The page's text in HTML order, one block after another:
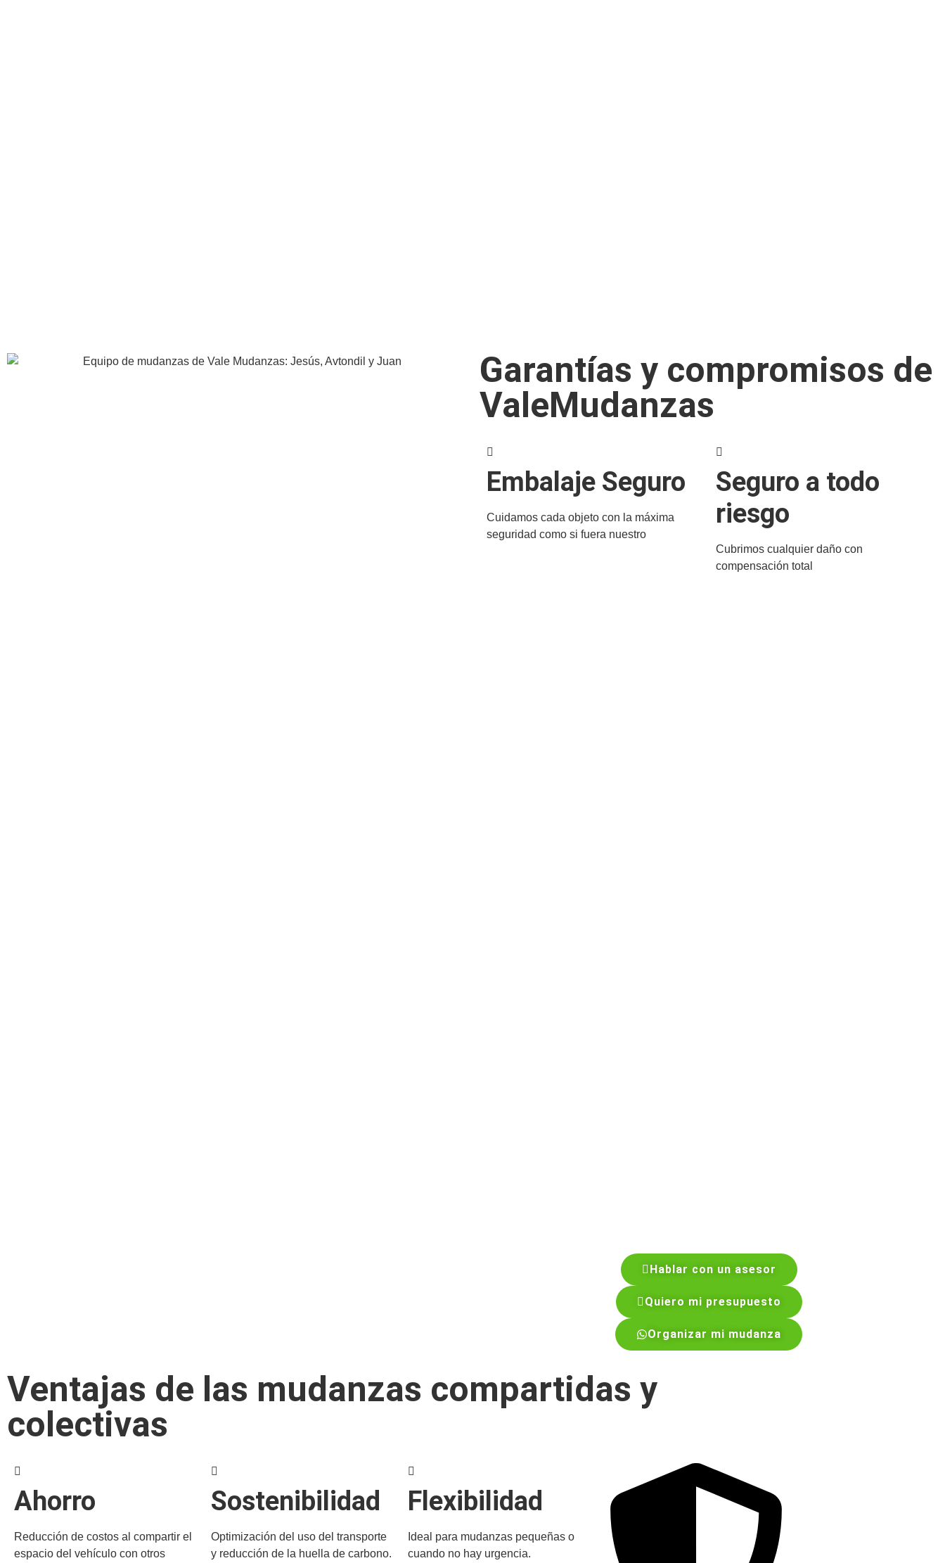
Garantías y compromisos de
ValeMudanzas
Embalaje Seguro
Cuidamos cada objeto con la máxima
seguridad como si fuera nuestro
Seguro a todo
riesgo
Cubrimos cualquier daño con
compensación total
Hablar con un asesor
Quiero mi presupuesto
Organizar mi mudanza
Ventajas de las mudanzas compartidas y
colectivas
Ahorro
Reducción de costos al compartir el
espacio del vehículo con otros
Sostenibilidad
Optimización del uso del transporte
y reducción de la huella de carbono.
Flexibilidad
Ideal para mudanzas pequeñas o
cuando no hay urgencia.